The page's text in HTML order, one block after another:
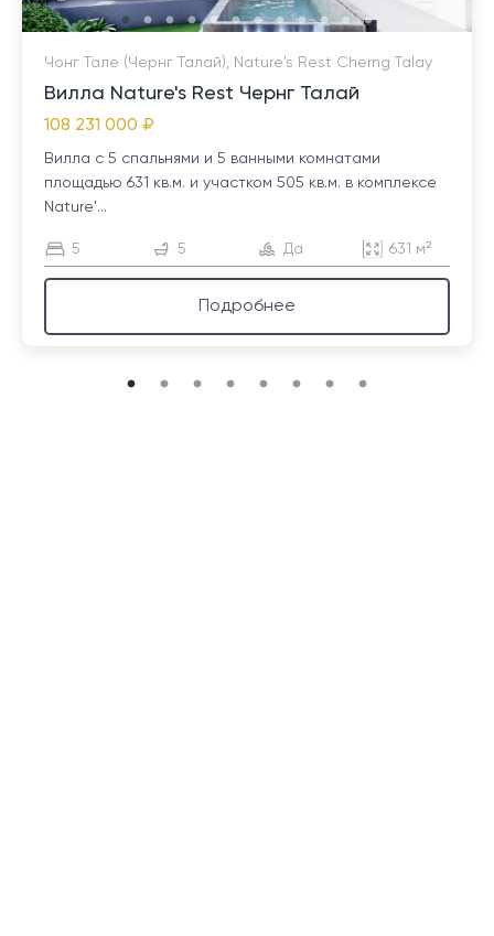
Чонг Тале (Чернг Талай), Nature's Rest Cherng Talay
Вилла Nature's Rest Чернг Талай
108 231 000 ₽
Вилла с 5 спальнями и 5 ванными комнатами
площадью 631 кв.м. и участком 505 кв.м. в комплексе
Nature'...
5 5 Да 631 м²
Подробнее